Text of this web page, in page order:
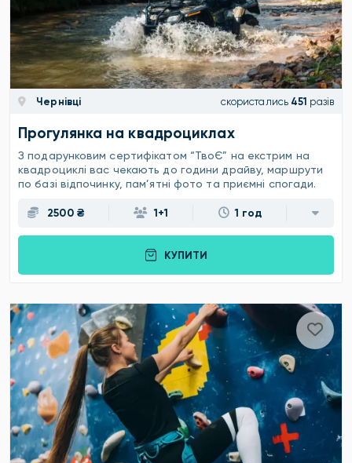
Чернівці скористались 451 разів
Прогулянка на квадроциклах
З подарунковим сертифікатом “ТвоЄ” на екстрим на
квадроциклі вас чекають до години драйву, маршрути
по базі відпочинку, пам’ятні фото та приємні спогади.
2500 ₴ 1+1 1 год
КУПИТИ